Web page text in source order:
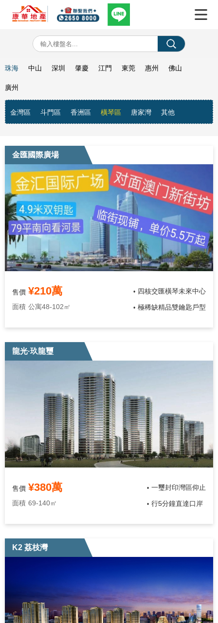
珠海
金灣區 斗門區 香洲區 橫琴區 唐家灣 其他
中山 深圳 肇慶 江門 東莞 惠州 佛山
廣州
金匯國際廣場
售價 ¥210萬
面積 公寓48-102㎡
• 四核交匯橫琴未來中心
• 極稀缺精品雙鑰匙戶型
龍光·玖龍璽
售價 ¥380萬
面積 69-140㎡
• 一璽封印灣區仰止
• 行5分鐘直達口岸
K2 荔枝灣